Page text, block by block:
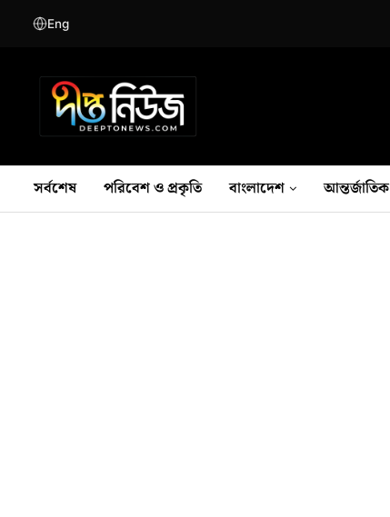
Eng
সর্বশেষ পরিবেশ ও প্রকৃতি বাংলাদেশ আন্তর্জাতিক